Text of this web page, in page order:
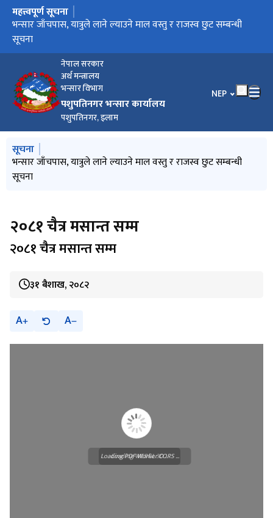
नेपाल सरकार
अर्थ मन्त्रालय
भन्सार विभाग
पशुपतिनगर भन्सार कार्यालय
पशुपतिनगर, इलाम
भाषा चयन गर्नुहोस्
NEP
मुख्य नेभिगेसनमा जानुहोस्
महत्त्वपूर्ण सूचना
भन्सार जाँचपास, यात्रुले लाने ल्याउने माल वस्तु र राजस्व छुट सम्बन्धी
सूचना
मुख्य नेभिगेसनमा जानुहोस्
सूचना
भन्सार जाँचपास, यात्रुले लाने ल्याउने माल वस्तु र राजस्व छुट सम्बन्धी
सूचना
२०८१ चैत्र मसान्त सम्म
२०८१ चैत्र मसान्त सम्म
३१ बैशाख, २०८२
A A
Loading WEBGL 3D ...
Loading PDF Worker CORS ...